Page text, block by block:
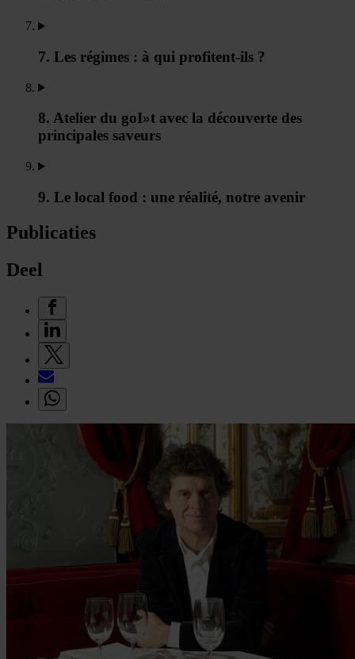
7. Les régimes : à qui profitent-ils ?
8. Atelier du goI»t avec la découverte des
principales saveurs
9. Le local food : une réalité, notre avenir
Publicaties
Deel